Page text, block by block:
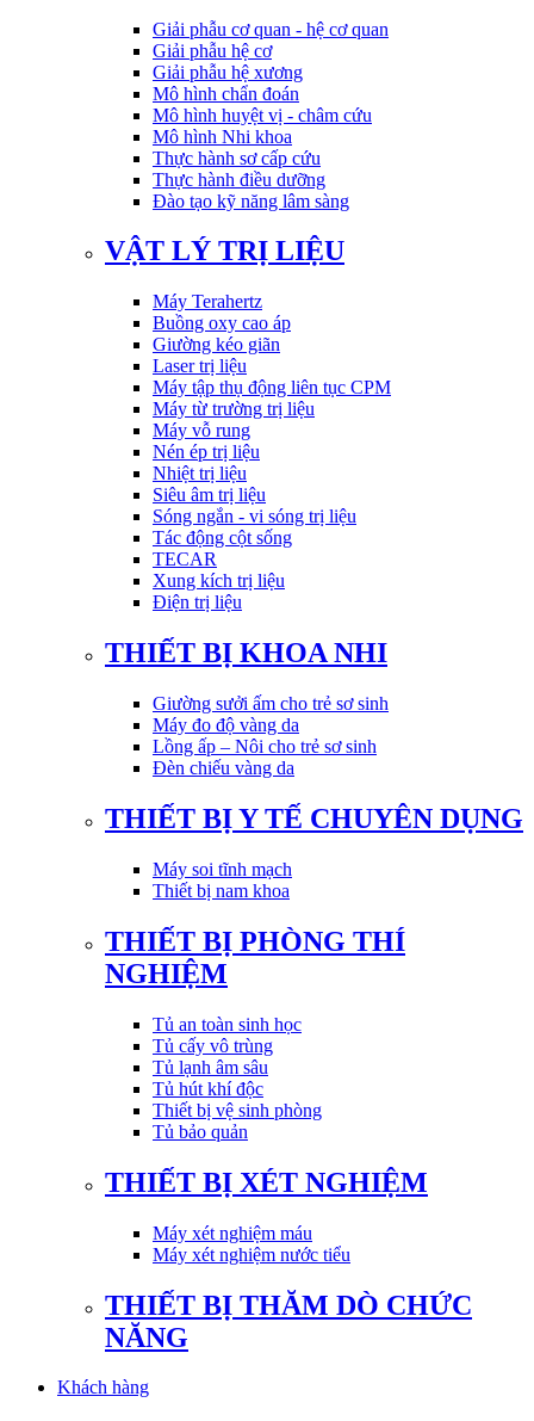
Giải phẫu cơ quan - hệ cơ quan
Giải phẫu hệ cơ
Giải phẫu hệ xương
Mô hình chẩn đoán
Mô hình huyệt vị - châm cứu
Mô hình Nhi khoa
Thực hành sơ cấp cứu
Thực hành điều dưỡng
Đào tạo kỹ năng lâm sàng
VẬT LÝ TRỊ LIỆU
Máy Terahertz
Buồng oxy cao áp
Giường kéo giãn
Laser trị liệu
Máy tập thụ động liên tục CPM
Máy từ trường trị liệu
Máy vỗ rung
Nén ép trị liệu
Nhiệt trị liệu
Siêu âm trị liệu
Sóng ngắn - vi sóng trị liệu
Tác động cột sống
TECAR
Xung kích trị liệu
Điện trị liệu
THIẾT BỊ KHOA NHI
Giường sưởi ấm cho trẻ sơ sinh
Máy đo độ vàng da
Lồng ấp – Nôi cho trẻ sơ sinh
Đèn chiếu vàng da
THIẾT BỊ Y TẾ CHUYÊN DỤNG
Máy soi tĩnh mạch
Thiết bị nam khoa
THIẾT BỊ PHÒNG THÍ
NGHIỆM
Tủ an toàn sinh học
Tủ cấy vô trùng
Tủ lạnh âm sâu
Tủ hút khí độc
Thiết bị vệ sinh phòng
Tủ bảo quản
THIẾT BỊ XÉT NGHIỆM
Máy xét nghiệm máu
Máy xét nghiệm nước tiểu
THIẾT BỊ THĂM DÒ CHỨC
NĂNG
Khách hàng